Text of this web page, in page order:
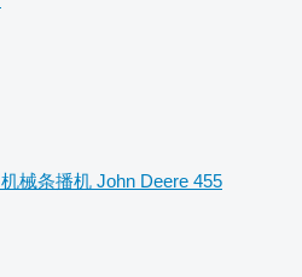
机械条播机 John Deere 455